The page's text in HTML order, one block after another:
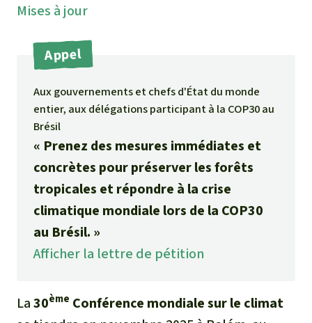
L'accaparement des terres
Le braconnage
Les barrages
Le ciment et le béton
Les routes
Mises à jour
Appel
Aux gouvernements et chefs d'État du monde
entier, aux délégations participant à la COP30 au
Brésil
« Prenez des mesures immédiates et
concrètes pour préserver les forêts
tropicales et répondre à la crise
climatique mondiale lors de la COP30
au Brésil. »
Afficher la lettre de pétition
La30ème Conférence mondiale sur le climat